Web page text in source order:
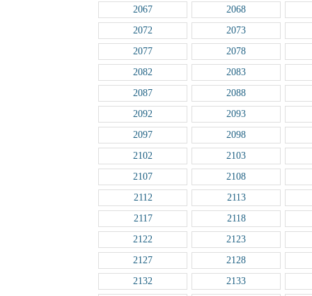
2067
2068
2072
2073
2077
2078
2082
2083
2087
2088
2092
2093
2097
2098
2102
2103
2107
2108
2112
2113
2117
2118
2122
2123
2127
2128
2132
2133